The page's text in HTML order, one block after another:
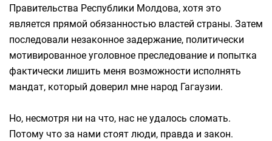
Правительства Республики Молдова, хотя это
является прямой обязанностью властей страны. Затем
последовали незаконное задержание, политически
мотивированное уголовное преследование и попытка
фактически лишить меня возможности исполнять
мандат, который доверил мне народ Гагаузии.
Но, несмотря ни на что, нас не удалось сломать.
Потому что за нами стоят люди, правда и закон.